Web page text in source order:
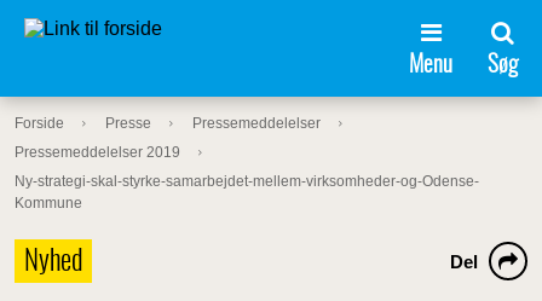
Menu Søg
Forside Presse
Pressemeddelelser
Pressemeddelelser 2019
Ny-strategi-skal-styrke-samarbejdet-mellem-virksomheder-og-Odense-
Kommune
Nyhed Del